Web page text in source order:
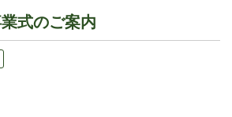
式のご案内